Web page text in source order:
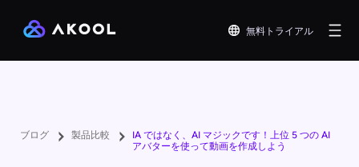
無料トライアル
ブログ 製品比較
IA ではなく、AI マジックです！上位 5 つの AI
アバターを使って動画を作成しよう